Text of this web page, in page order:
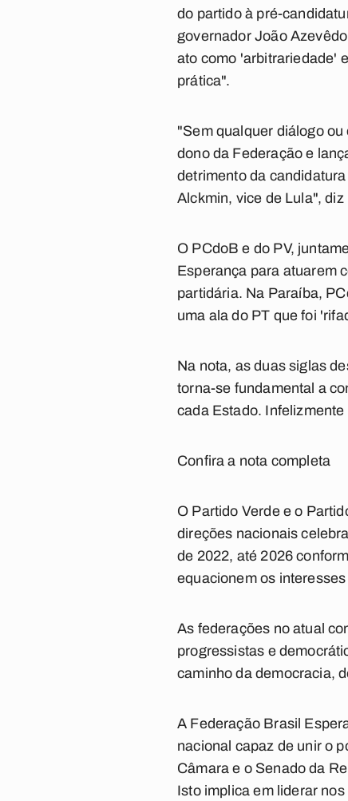
do partido à pré-
governador João
ato como 'arbitrariedade'
prática".
"Sem qualquer diálogo
dono da Federação e
detrimento da
Alckmin, vice de Lula",
O PCdoB e do PV,
Esperança para atuarem
partidária. Na Paraíba,
uma ala do PT que foi
Na nota, as duas siglas
torna-se fundamental a
cada Estado.
Confira a nota completa
O Partido Verde e o
direções nacionais
de 2022, até 2026
equacionem os
As federações no atual
progressistas e
caminho da democracia,
A Federação Brasil
nacional capaz de unir o
Câmara e o Senado da
Isto implica em liderar